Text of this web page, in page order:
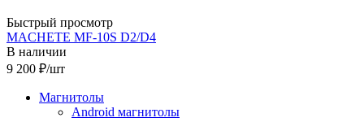
Быстрый просмотр
MACHETE MF-10S D2/D4
В наличии
9 200 ₽/шт
Магнитолы
Android магнитолы